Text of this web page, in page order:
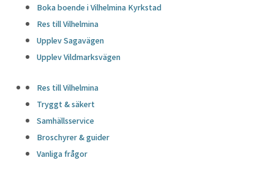
Boka boende i Vilhelmina Kyrkstad
Res till Vilhelmina
Upplev Sagavägen
Upplev Vildmarksvägen
Res till Vilhelmina
Tryggt & säkert
Samhällsservice
Broschyrer & guider
Vanliga frågor